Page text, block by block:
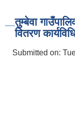
तुम्बेवा
वितरण
Submitted on: